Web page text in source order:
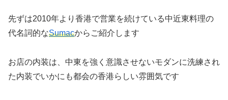
先ずは2010年より香港で営業を続けている中近東料理の
代名詞的なSumacからご紹介します
お店の内装は、中東を強く意識させないモダンに洗練され
た内装でいかにも都会の香港らしい雰囲気です